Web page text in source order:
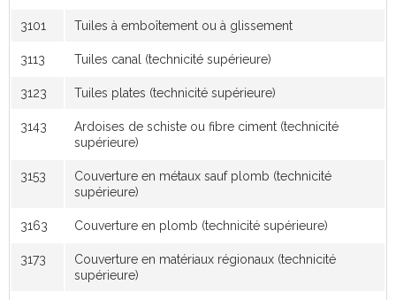
3101 Tuiles à emboîtement ou à glissement
3113 Tuiles canal (technicité supérieure)
3123 Tuiles plates (technicité supérieure)
3143
Ardoises de schiste ou fibre ciment (technicité
supérieure)
3153
Couverture en métaux sauf plomb (technicité
supérieure)
3163 Couverture en plomb (technicité supérieure)
3173
Couverture en matériaux régionaux (technicité
supérieure)